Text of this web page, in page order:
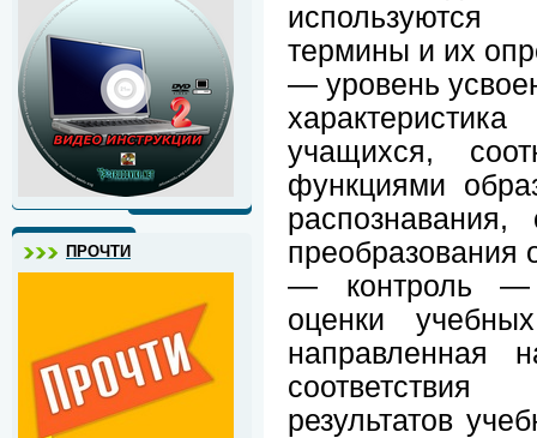
ПРОЧТИ
термины и их
— уровень
учащихся,
функциями
преобразования
— контроль —
оценки
направленная
результатов